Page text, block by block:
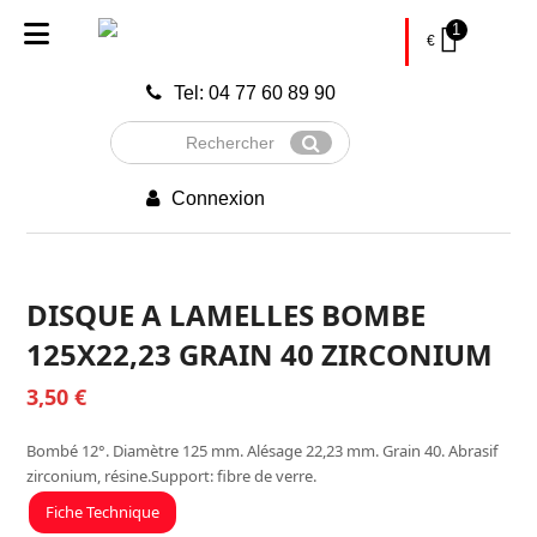
Tel: 04 77 60 89 90
Rechercher
Envoyer
Connexion
€
1
DISQUE A LAMELLES BOMBE
125X22,23 GRAIN 40 ZIRCONIUM
3,50€
Bombé 12°. Diamètre 125 mm. Alésage 22,23 mm. Grain 40. Abrasif
zirconium, résine.Support: fibre de verre.
Fiche Technique